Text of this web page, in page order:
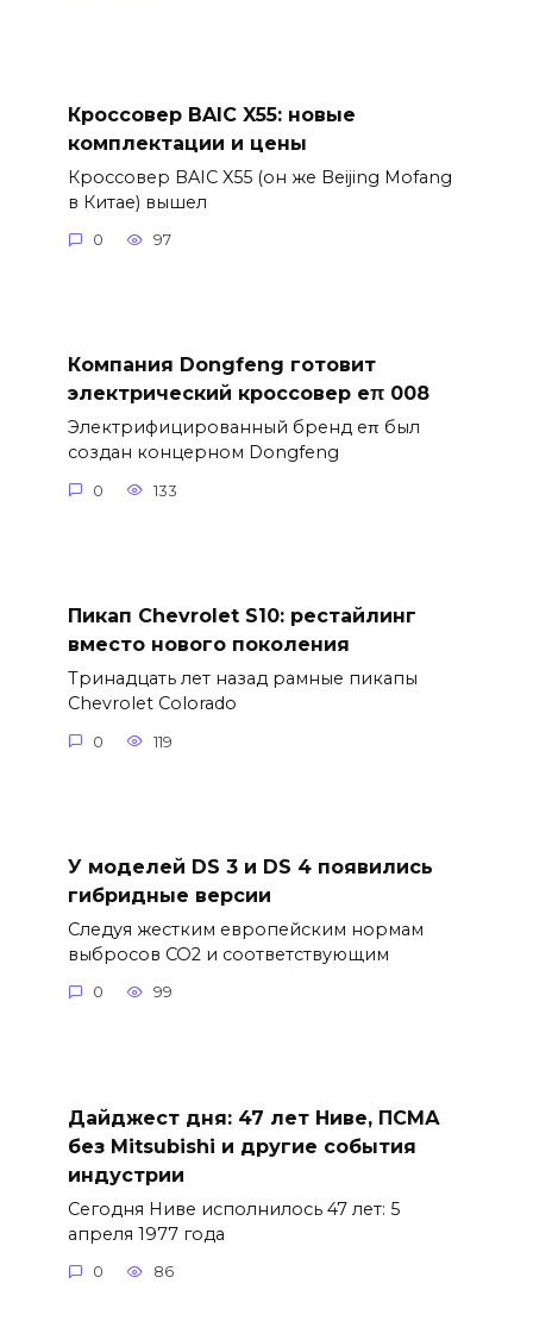
Кроссовер BAIC X55: новые
комплектации и цены
Кроссовер BAIC X55 (он же Beijing Mofang
в Китае) вышел
0 97
Компания Dongfeng готовит
электрический кроссовер eπ 008
Электрифицированный бренд eπ был
создан концерном Dongfeng
0 133
Пикап Chevrolet S10: рестайлинг
вместо нового поколения
Тринадцать лет назад рамные пикапы
Chevrolet Colorado
0 119
У моделей DS 3 и DS 4 появились
гибридные версии
Следуя жестким европейским нормам
выбросов CO2 и соответствующим
0 99
Дайджест дня: 47 лет Ниве, ПСМА
без Mitsubishi и другие события
индустрии
Сегодня Ниве исполнилось 47 лет: 5
апреля 1977 года
0 86